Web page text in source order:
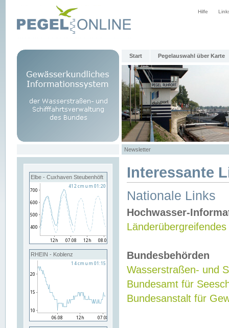
Hilfe
Start Pegelauswahl über Karte
Newsletter
Elbe - Cuxhaven Steubenhöft
RHEIN - Koblenz
Interessante
Nationale Links
Hochwasser-
Bundesbehörden
Wasserstraßen- und
Bundesamt für
Bundesanstalt für